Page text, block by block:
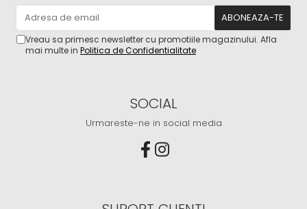
Vreau sa primesc newsletter cu promotiile magazinului. Afla
mai multe in Politica de Confidentialitate
SOCIAL
Urmareste-ne in social media